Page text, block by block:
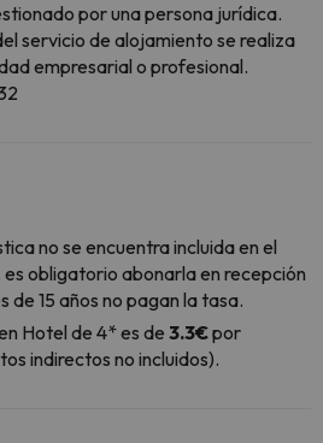
por una persona jurídica.
servicio de alojamiento se realiza
empresarial o profesional.
no se encuentra incluida en el
obligatorio abonarla en recepción
de 15 años no pagan la tasa.
Hotel de 4* es de 3.3€por
indirectos no incluidos).